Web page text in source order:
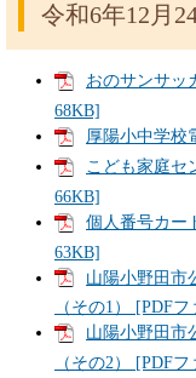
令和6年12月
おのサンサッ
68KB]
厚陽小中学校
こども家庭セ
66KB]
個人番号カー
63KB]
山陽小野田市
（その1） [PDF
山陽小野田市
（その2） [PDF